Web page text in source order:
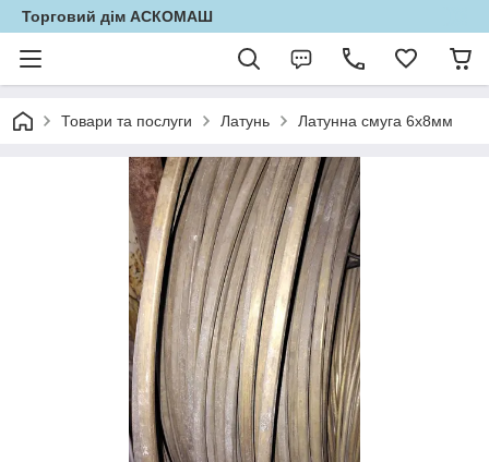
Торговий дім АСКОМАШ
Товари та послуги Латунь Латунна смуга 6х8мм